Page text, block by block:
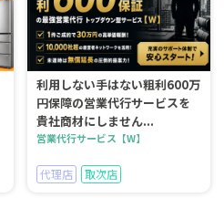
利用しない手はない粗利600万
円保障の営業代行サービスを
貴社商材にしません...
営業代行サービス【W】
代理店 取次店